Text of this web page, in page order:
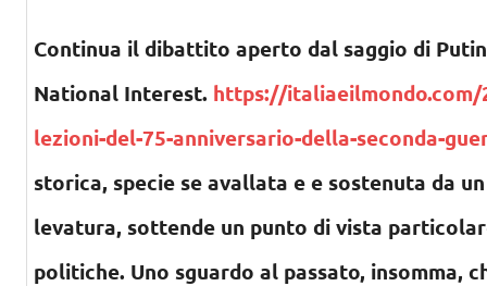
Continua il dibattito aperto dal saggio di
National Interest. https://
lezioni-del-75-anniversario-della-seconda-
storica, specie se avallata e e sostenuta da
levatura, sottende un punto di vista
politiche. Uno sguardo al passato, insomma,